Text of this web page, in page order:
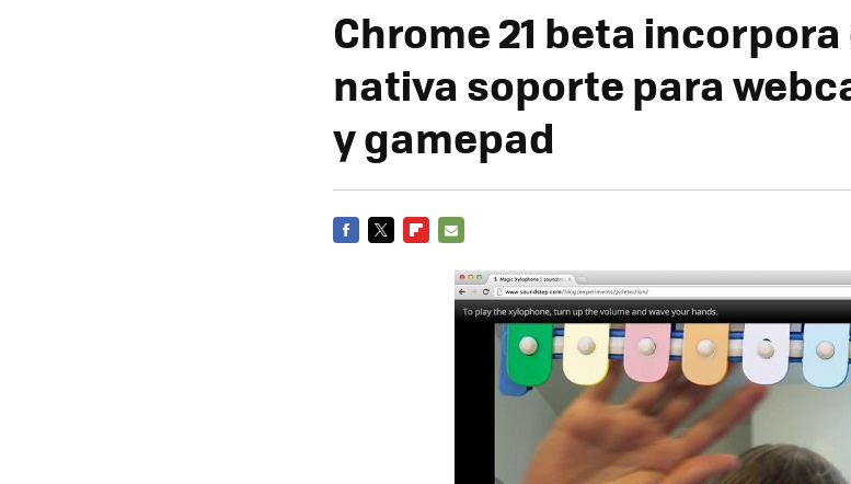
Chrome 21 beta
nativa soporte para
y gamepad
MAIL